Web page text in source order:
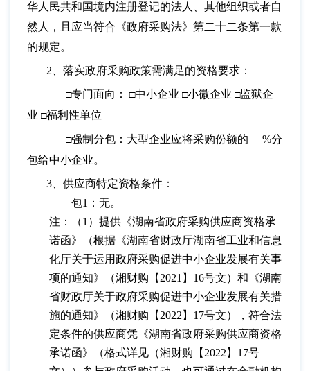
华人民共和国境内注册登记的法人、其他组织或者自
然人，且应当符合《政府采购法》第二十二条第一款
的规定。
2、落实政府采购政策需满足的资格要求：
□专门面向： □中小企业 □小微企业 □监狱企
业 □福利性单位
□强制分包：大型企业应将采购份额的
%分
包给中小企业。
3、供应商特定资格条件：
包1：无。
注：（1）提供《湖南省政府采购供应商资格承
诺函》（根据《湖南省财政厅湖南省工业和信息
化厅关于运用政府采购促进中小企业发展有关事
项的通知》（湘财购【2021】16号文）和《湖南
省财政厅关于政府采购促进中小企业发展有关措
施的通知》（湘财购【2022】17号文），符合法
定条件的供应商凭《湖南省政府采购供应商资格
承诺函》（格式详见（湘财购【2022】17号